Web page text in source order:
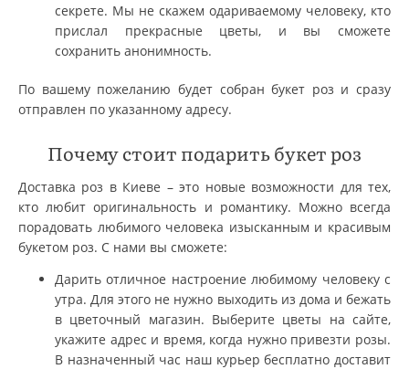
секрете. Мы не скажем одариваемому человеку, кто
прислал прекрасные цветы, и вы сможете
сохранить анонимность.
По вашему пожеланию будет собран букет роз и сразу
отправлен по указанному адресу.
Почему стоит подарить букет роз
Доставка роз в Киеве – это новые возможности для тех,
кто любит оригинальность и романтику. Можно всегда
порадовать любимого человека изысканным и красивым
букетом роз. С нами вы сможете:
Дарить отличное настроение любимому человеку с
утра. Для этого не нужно выходить из дома и бежать
в цветочный магазин. Выберите цветы на сайте,
укажите адрес и время, когда нужно привезти розы.
В назначенный час наш курьер бесплатно доставит